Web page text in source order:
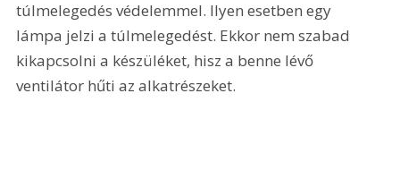
túlmelegedés védelemmel. Ilyen esetben egy
lámpa jelzi a túlmelegedést. Ekkor nem szabad
kikapcsolni a készüléket, hisz a benne lévő
ventilátor hűti az alkatrészeket.